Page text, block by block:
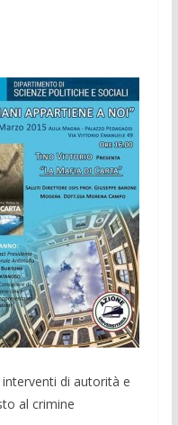
di autorità e
al crimine